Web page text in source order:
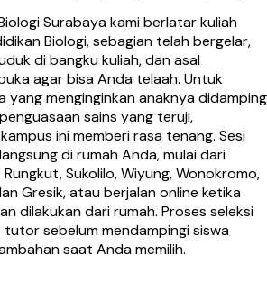
Surabaya kami berlatar kuliah
Biologi, sebagian telah bergelar,
di bangku kuliah, dan asal
agar bisa Anda telaah. Untuk
yang menginginkan anaknya
sains yang teruji,
ini memberi rasa tenang. Sesi
di rumah Anda, mulai dari
Sukolilo, Wiyung, Wonokromo,
Gresik, atau berjalan online ketika
dilakukan dari rumah. Proses seleksi
sebelum mendampingi siswa
saat Anda memilih.